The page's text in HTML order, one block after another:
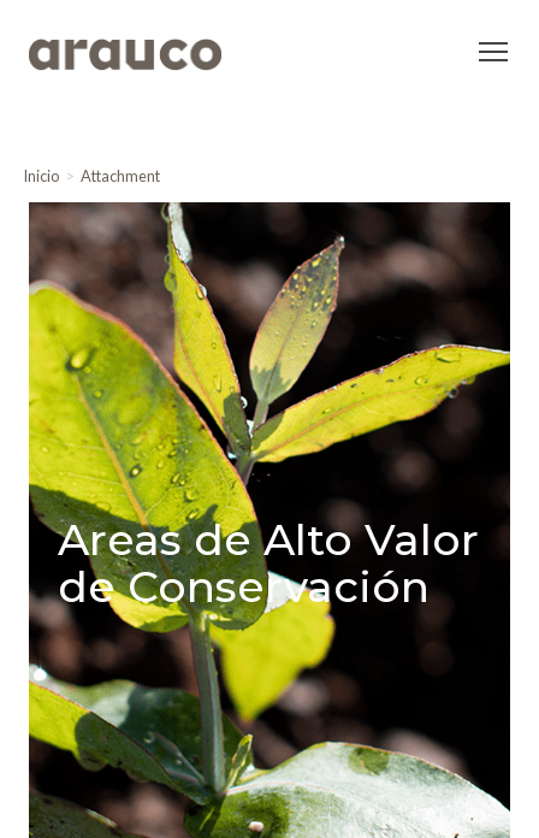
Inicio Attachment
Areas de Alto Valor
de Conservación